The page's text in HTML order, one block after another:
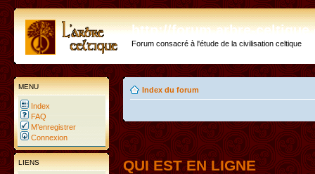
http://forum.arbre-
Forum consacré à l'étude de la civilisation celtique
MENU
Index
FAQ
M’enregistrer
Connexion
LIENS
Index du forum
QUI EST EN LIGNE